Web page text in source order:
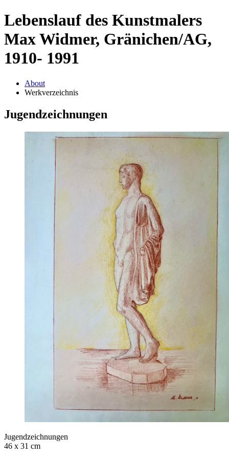
Lebenslauf des Kunstmalers
Max Widmer, Gränichen/AG,
1910- 1991
About
Werkverzeichnis
Jugendzeichnungen
Jugendzeichnungen
46 x 31 cm